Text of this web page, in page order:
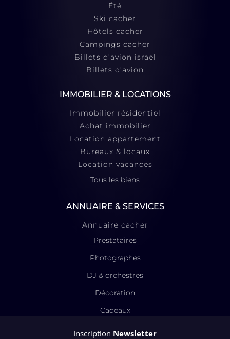
Été
Ski cacher
Hôtels cacher
Campings cacher
Billets d’avion israel
Billets d’avion
IMMOBILIER & LOCATIONS
Immobilier résidentiel
Achat immobilier
Location appartement
Bureaux & locaux
Location vacances
Tous les biens
ANNUAIRE & SERVICES
Annuaire cacher
Prestataires
Photographes
DJ & orchestres
Décoration
Cadeaux
Inscription Newsletter